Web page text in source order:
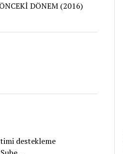
DÖNEM (2016)
destekleme